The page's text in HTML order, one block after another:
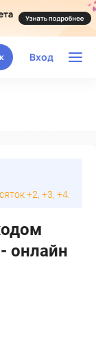
Вход
+2, +3, +4.
онлайн